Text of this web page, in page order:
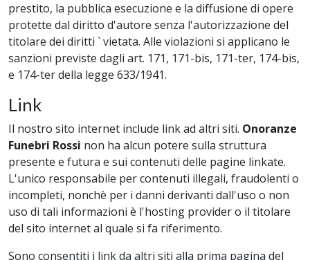
prestito, la pubblica esecuzione e la diffusione di opere
protette dal diritto d'autore senza l'autorizzazione del
titolare dei diritti ` vietata. Alle violazioni si applicano le
sanzioni previste dagli art. 171, 171-bis, 171-ter, 174-bis,
e 174-ter della legge 633/1941.
Link
Il nostro sito internet include link ad altri siti. Onoranze
Funebri Rossi non ha alcun potere sulla struttura
presente e futura e sui contenuti delle pagine linkate.
L'unico responsabile per contenuti illegali, fraudolenti o
incompleti, nonchè per i danni derivanti dall'uso o non
uso di tali informazioni è l'hosting provider o il titolare
del sito internet al quale si fa riferimento.
Sono consentiti i link da altri siti alla prima pagina del